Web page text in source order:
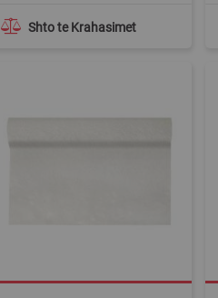
Shto te Krahasimet